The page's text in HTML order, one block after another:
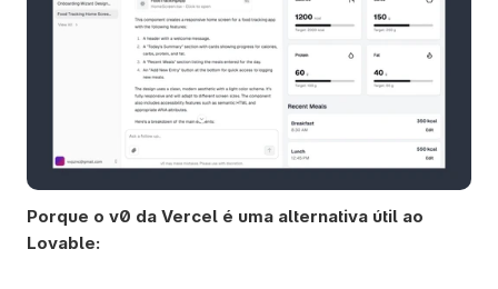
Porque o v0 da Vercel é uma alternativa útil ao
Lovable: